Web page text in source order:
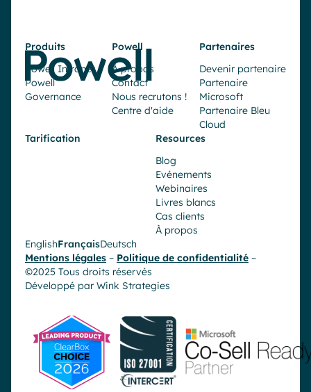
Produits
Powell Intranet
Powell
Governance
Powell
À propos
Contact
Nous recrutons !
Centre d'aide
Partenaires
Devenir partenaire
Partenaire
Microsoft
Partenaire Bleu
Cloud
Tarification
Resources
Blog
Evénements
Webinaires
Livres blancs
Cas clients
À propos
EnglishFrançaisDeutsch
Mentions légales – Politique de confidentialité –
©2025 Tous droits réservés
Développé par Wink Strategies